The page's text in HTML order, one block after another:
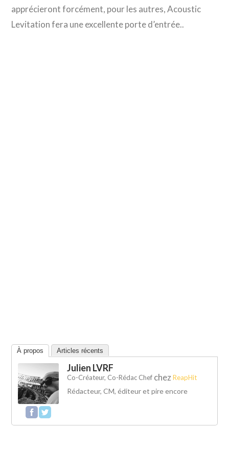
apprécieront forcément, pour les autres, Acoustic
Levitation fera une excellente porte d’entrée..
À propos Articles récents
Julien LVRF
Co-Créateur, Co-Rédac Chef chezReapHit
Rédacteur, CM, éditeur et pire encore